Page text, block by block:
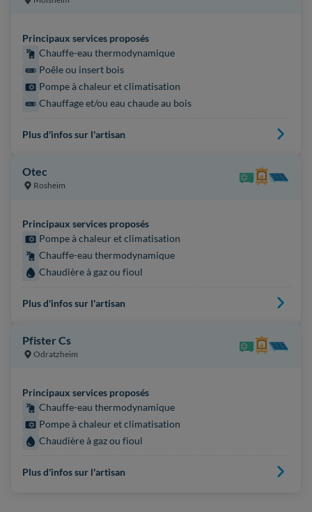
Principaux services proposés
Chauffe-eau thermodynamique
Poêle ou insert bois
Pompe à chaleur et climatisation
Chauffage et/ou eau chaude au bois
Plus d'infos sur l'artisan
Otec
Rosheim
Principaux services proposés
Pompe à chaleur et climatisation
Chauffe-eau thermodynamique
Chaudière à gaz ou fioul
Plus d'infos sur l'artisan
Pfister Cs
Odratzheim
Principaux services proposés
Chauffe-eau thermodynamique
Pompe à chaleur et climatisation
Chaudière à gaz ou fioul
Plus d'infos sur l'artisan